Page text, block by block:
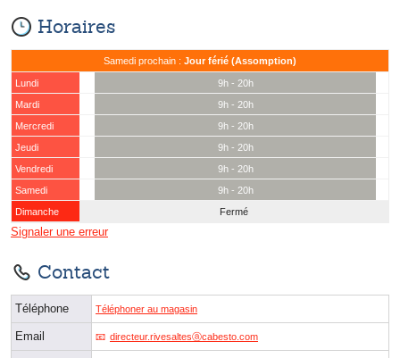
Horaires
Samedi prochain : Jour férié (Assomption)
Lundi
9h - 20h
Mardi
9h - 20h
Mercredi
9h - 20h
Jeudi
9h - 20h
Vendredi
9h - 20h
Samedi
9h - 20h
Dimanche
Fermé
Signaler une erreur
Contact
Téléphone Téléphoner au magasin
Email directeur.rivesaltesⓐcabesto.com